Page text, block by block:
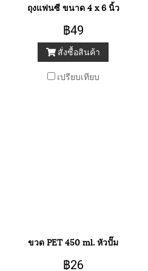
ถุงแฟนซี ขนาด 4 x 6 นิ้ว
฿49
สั่งซื้อสินค้า
เปรียบเทียบ
ขวด PET 450 ml. หัวปั๊ม
฿26